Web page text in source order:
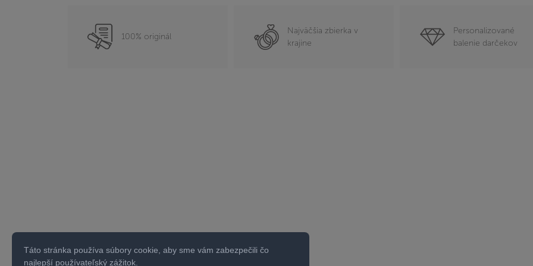
100% originál
Najväčšia zbierka v
krajine
Personalizované
balenie darčekov
Táto stránka používa súbory cookie, aby sme vám zabezpečili čo
najlepší používateľský zážitok.